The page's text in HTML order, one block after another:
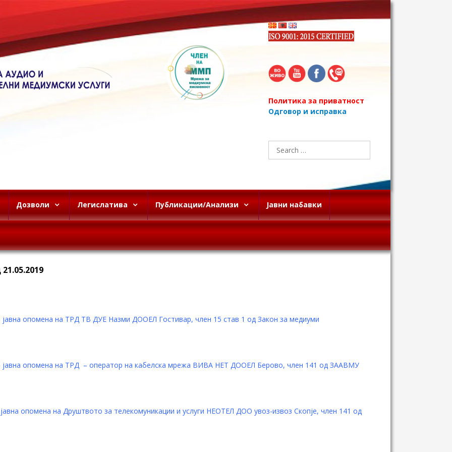
Политика за приватност
Одговор и исправка
Search
for:
Дозволи Легислатива Публикации/Анализи Јавни набавки
опомена на ТРД ТВ ДУЕ Назми ДООЕЛ Гостивар, член 15 став 1 од Закон за медиуми
јавна опомена на ТРД – оператор на кабелска мрежа ВИВА НЕТ ДООЕЛ Берово, член 141 од ЗААВМУ
опомена на Друштвото за телекомуникации и услуги НЕОТЕЛ ДОО увоз-извоз Скопје, член 141 од